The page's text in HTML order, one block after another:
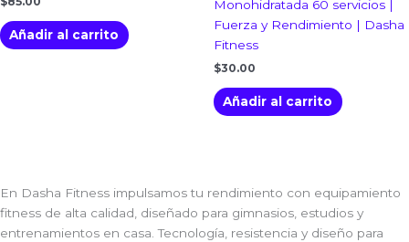
Añadir al carrito
Monohidratada 60 servicios |
Fuerza y Rendimiento | Dasha
Fitness
$30.00
Añadir al carrito
En Dasha Fitness impulsamos tu rendimiento con equipamiento
fitness de alta calidad, diseñado para gimnasios, estudios y
entrenamientos en casa. Tecnología, resistencia y diseño para